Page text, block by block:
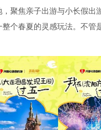
聚焦亲子出游与小长假
个春夏的灵感玩法。不